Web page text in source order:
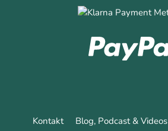
Kontakt Blog, Podcast & Videos